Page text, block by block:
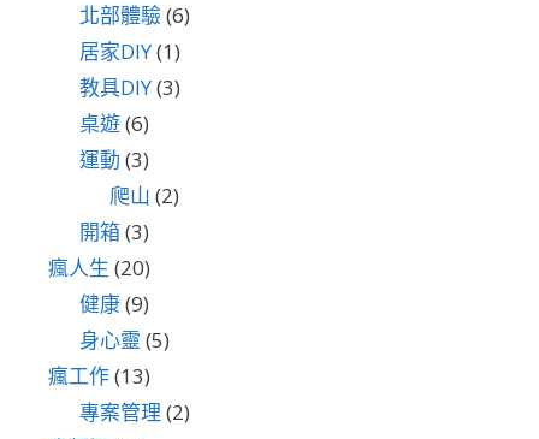
北部體驗(6)
居家DIY(1)
教具DIY(3)
桌遊(6)
運動 (3)
爬山 (2)
開箱(3)
瘋人生 (20)
健康(9)
身心靈 (5)
瘋工作(13)
專案管理 (2)